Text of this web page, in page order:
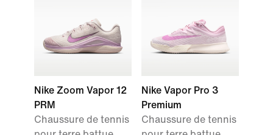
Nike Zoom Vapor 12
PRM
Chaussure de tennis
Nike Vapor Pro 3
Premium
Chaussure de tennis